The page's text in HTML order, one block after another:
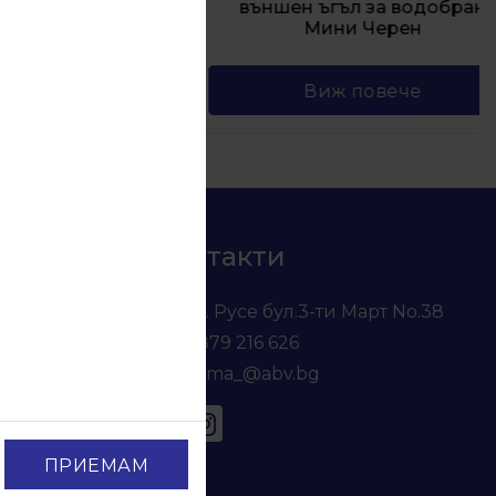
ПРИЕМАМ
външен ъгъл за водобран
Мини Черен
Виж повече
Контакти
гр. Русе бул.3-ти Март No.38
0879 216 626
voma_@abv.bg